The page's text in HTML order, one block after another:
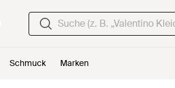
Schmuck Marken